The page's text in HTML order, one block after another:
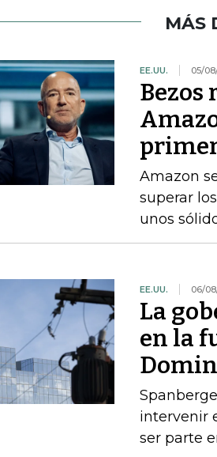
MÁS
EE.UU. 05/
Bezos
Amazon
superar
unos
EE.UU. 06/
La
en la
intervenir
ser parte